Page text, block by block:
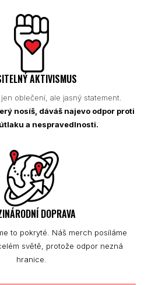
AKTIVISMUS
oblečení, ale jasný statement.
nosíš, dáváš najevo odpor proti
a nespravedlnosti.
DOPRAVA
to pokryté. Náš merch posíláme
světě, protože odpor nezná
hranice.